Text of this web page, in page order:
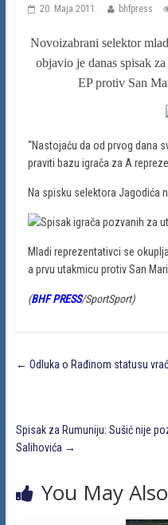
20. Maja 2011. bhfpress
Novoizabrani selektor
objavio je danas spisak
EP protiv San
“Nastojaću da od prvog dana
praviti bazu igrača za A
Na spisku selektora Jagodića
Mladi reprezentativci se
a prvu utakmicu protiv San
(BHF PRESS/SportSport)
← Odluka o Rađinom statusu
Spisak za Rumuniju: Sušić nije
Salihovića →
You May